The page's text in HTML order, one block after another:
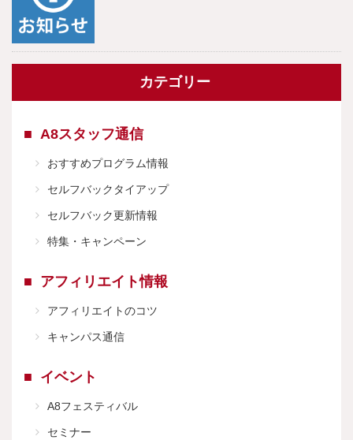
カテゴリー
A8スタッフ通信
おすすめプログラム情報
セルフバックタイアップ
セルフバック更新情報
特集・キャンペーン
アフィリエイト情報
アフィリエイトのコツ
キャンパス通信
イベント
A8フェスティバル
セミナー